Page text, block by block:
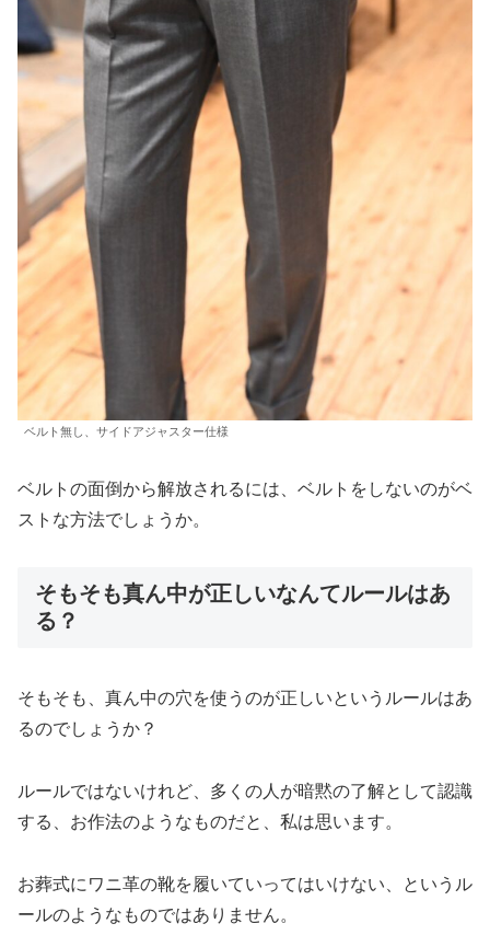
ベルト無し、サイドアジャスター仕様
ベルトの面倒から解放されるには、ベルトをしないのがベ
ストな方法でしょうか。
そもそも真ん中が正しいなんてルールはあ
る？
そもそも、真ん中の穴を使うのが正しいというルールはあ
るのでしょうか？
ルールではないけれど、多くの人が暗黙の了解として認識
する、お作法のようなものだと、私は思います。
お葬式にワニ革の靴を履いていってはいけない、というル
ールのようなものではありません。